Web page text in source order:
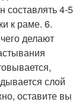
составлять 4-5
к раме. 6.
делают
слой
оставите вы